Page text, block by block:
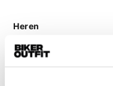
Heren
Motorkleding heren
Motorjas heren